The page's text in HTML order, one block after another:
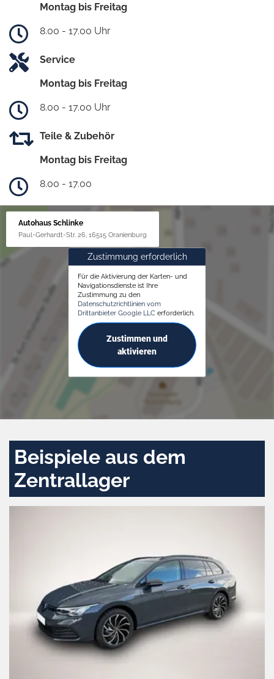
Montag bis Freitag
8.00 - 17.00 Uhr
Service
Montag bis Freitag
8.00 - 17.00 Uhr
Teile & Zubehör
Montag bis Freitag
8.00 - 17.00
Autohaus Schlinke
Paul-Gerhardt-Str. 26, 16515 Oranienburg
Zustimmung erforderlich
Für die Aktivierung der Karten- und
Navigationsdienste ist Ihre
Zustimmung zu den
Datenschutzrichtlinien vom
Drittanbieter Google LLC erforderlich.
Zustimmen und
aktivieren
Beispiele aus dem
Zentrallager